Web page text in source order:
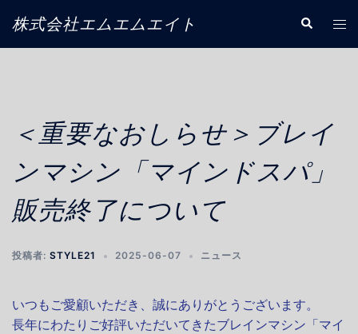
テ
株式会社エムエムエイト
検
索
ト
ュ
＜重要なおしらせ＞ブレイ
ンマシン「マインドスパ」
販売終了について
投稿者: STYLE21 2025-06-07 ニュース
いつもご愛顧いただき、誠にありがとうございます。
長年にわたりご好評いただいてきたブレインマシン「マイ